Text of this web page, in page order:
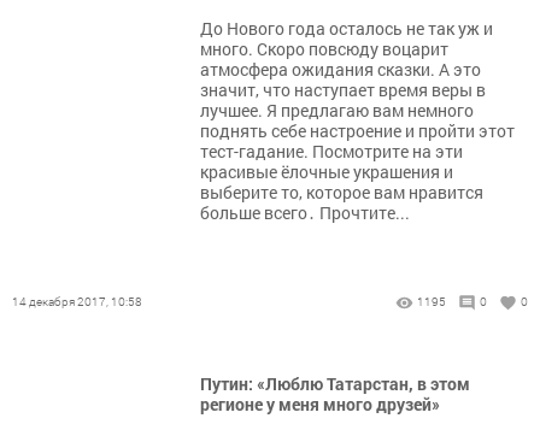
До Нового года осталось не так уж и
много. Скоро повсюду воцарит
атмосфера ожидания сказки. А это
значит, что наступает время веры в
лучшее. Я предлагаю вам немного
поднять себе настроение и пройти этот
тест-гадание. Посмотрите на эти
красивые ёлочные украшения и
выберите то, которое вам нравится
больше всего․ Прочтите...
14 декабря 2017, 10:58 1195 0 0
Путин: «Люблю Татарстан, в этом
регионе у меня много друзей»